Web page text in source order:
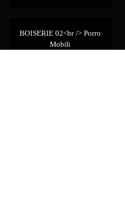
BOISERIE 02<br /> Porro
Mobili